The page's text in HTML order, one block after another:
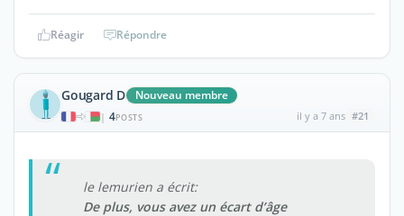
Réagir Répondre
Gougard D Nouveau membre
| 4POSTS il y a 7 ans #21
le lemurien a écrit:
De plus, vous avez un écart d’âge